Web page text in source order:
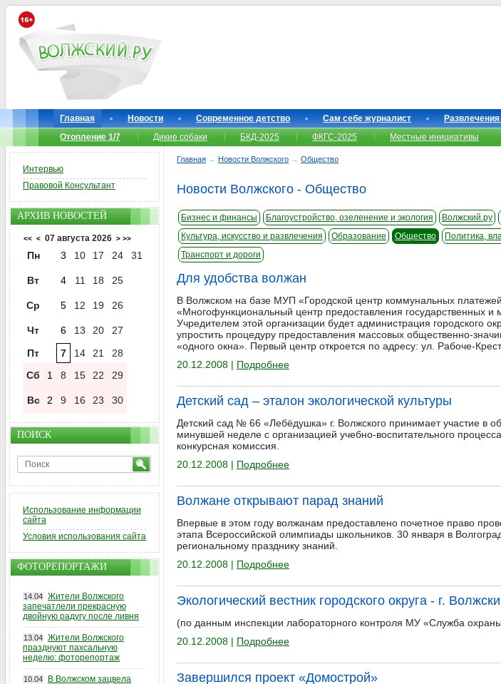
Главная Новости Современное детство Сам себе журналист
Отопление 1/7
Дикие собаки БКД-2025 ФКГС-2025 Местные инициативы
Главная → Новости Волжского → Общество
Новости Волжского - Общество
Бизнес и финансы Благоустройство, озеленение и экология Волжский.ру
Культура, искусство и развлечения
Образование Общество Политика,
Транспорт и дороги
Для удобства волжан
В Волжском на базе МУП «Городской центр коммунальных
«Многофункциональный центр предоставления государственных и
Учредителем этой организации будет администрация городского
упростить процедуру предоставления массовых общественно-
«одного окна». Первый центр откроется по адресу: ул. Рабоче-
20.12.2008 | Подробнее
Детский сад – эталон экологической культуры
Детский сад № 66 «Лебёдушка» г. Волжского принимает участие в
минувшей неделе с организацией учебно-воспитательного
конкурсная комиссия.
20.12.2008 | Подробнее
Волжане открывают парад знаний
Впервые в этом году волжанам предоставлено почетное право
этапа Всероссийской олимпиады школьников. 30 января в
региональному празднику знаний.
20.12.2008 | Подробнее
Экологический вестник городского округа - г.
(по данным инспекции лабораторного контроля МУ «Служба
20.12.2008 | Подробнее
Завершился проект «Домострой»
Интервью
Правовой Консультант
АРХИВ НОВОСТЕЙ
<< < 07 августа 2026 > >>
Пн 3 10 17 24 31
Вт 4 11 18 25
Ср 5 12 19 26
Чт 6 13 20
27
Пт
7 14 21
28
Сб
1 8 15 22 29
Вс 2 9 16 23 30
ПОИСК
Использование информации
сайта
Условия использования сайта
ФОТОРЕПОРТАЖИ
14.04 Жители Волжского
запечатлели прекрасную
двойную радугу после ливня
13.04 Жители Волжского
празднуют пахсальную
неделю: фоторепортаж
10.04
В Волжском зацвела